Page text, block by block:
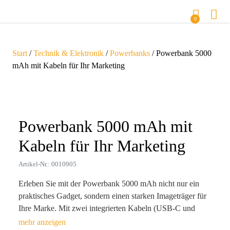
0
Start /Technik & Elektronik /Powerbanks / Powerbank 5000
mAh mit Kabeln für Ihr Marketing
Powerbank 5000 mAh mit
Kabeln für Ihr Marketing
Artikel-Nr.: 0010905
Erleben Sie mit der Powerbank 5000 mAh nicht nur ein
praktisches Gadget, sondern einen starken Imageträger für
Ihre Marke. Mit zwei integrierten Kabeln (USB-C und
micro USB) und einem Adapter für iOS-Geräte sind Ihre